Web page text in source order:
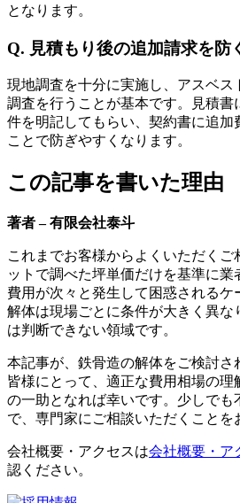
となります。
Q. 見積もり後の追加請求を防
現地調査を十分に実施し、アスベス
調査を行うことが基本です。見積書
件を明記してもらい、契約書に追加
ことで防ぎやすくなります。
この記事を書いた理由
著者 – 有限会社泰斗
これまでお客様からよくいただくご
ットで調べた坪単価だけを基準に業
費用が次々と発生して困惑されるケ
解体は現場ごとに条件が大きく異な
は判断できない領域です。
本記事が、鉄骨造の解体をご検討さ
皆様にとって、適正な費用相場の
の一助となれば幸いです。少しでも
で、専門家にご相談いただくことを
会社概要・アクセスは会社概要・ア
認ください。